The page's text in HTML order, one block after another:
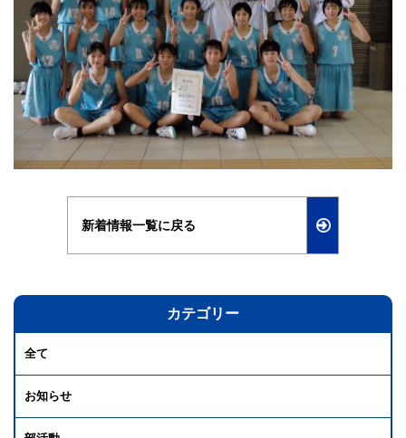
新着情報一覧に戻る
カテゴリー
全て
お知らせ